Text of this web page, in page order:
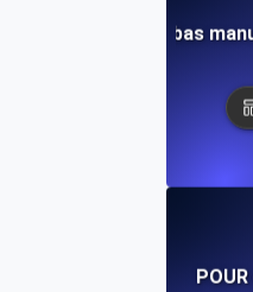
Pruebas